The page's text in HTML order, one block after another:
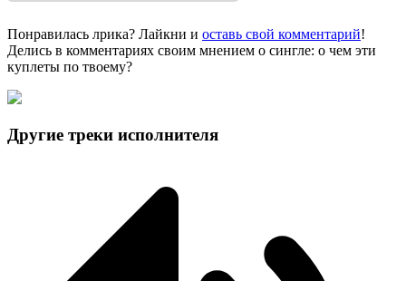
Понравилась лрика? Лайкни и оставь свой комментарий!
Делись в комментариях своим мнением о сингле: о чем эти
куплеты по твоему?
Другие треки исполнителя